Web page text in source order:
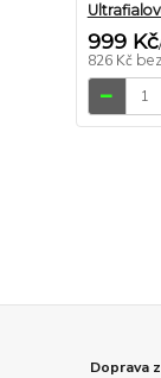
999 Kč
826 Kč
Doprava